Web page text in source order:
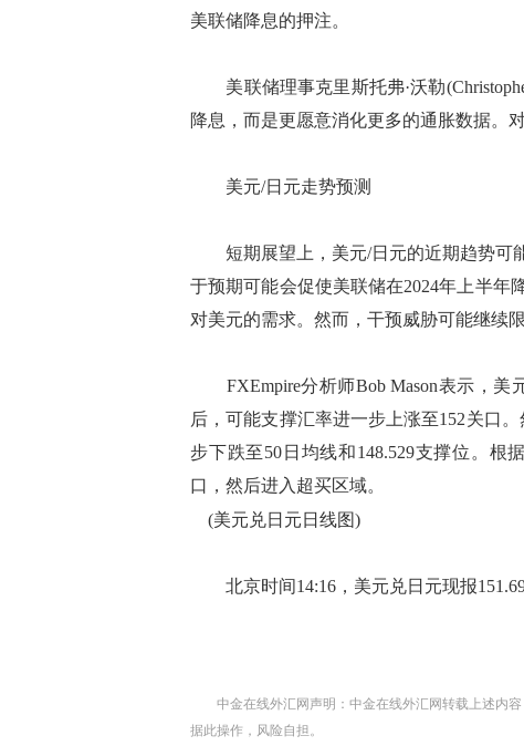
美联储降息的押注。
美联储理事克里斯托弗·沃勒
降息，而是更愿意消化更多的通胀数据。
美元/日元走势预测
短期展望上，美元/日元的近期趋势可
于预期可能会促使美联储在2024年上半年
对美元的需求。然而，干预威胁可能继续
FXEmpire分析师Bob Mason表示，美
后，可能支撑汇率进一步上涨至152关口
步下跌至50日均线和148.529支撑位。根
口，然后进入超买区域。
(美元兑日元日线图)
北京时间14:16，美元兑日元现报
中金在线外汇网声明：中金在线外汇网转载上述内
据此操作，风险自担。